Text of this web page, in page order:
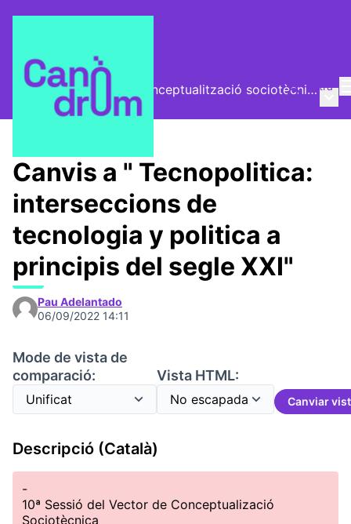
Entra
El Vector (vector de conceptualització sociotècnica)
Trobades
Canvis a " Tecnopolitica:
interseccions de
tecnologia y politica a
principis del segle XXI"
Pau Adelantado
06/09/2022 14:11
Mode de vista de
comparació:
Vista HTML:
Canviar
Descripció (Català)
-
10ª Sessió del Vector de Conceptualizació
Sociotècnica